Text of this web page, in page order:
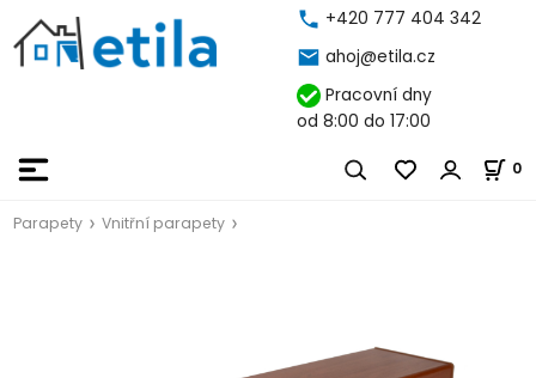
+420 777 404 342
ahoj@etila.cz
Pracovní dny
od 8:00 do 17:00
0
Parapety Vnitřní parapety